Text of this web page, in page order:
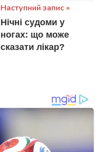
Наступний запис
Нічні судоми у
ногах: що може
сказати лікар?